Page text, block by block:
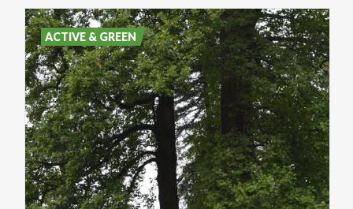
ACTIVE & GREEN